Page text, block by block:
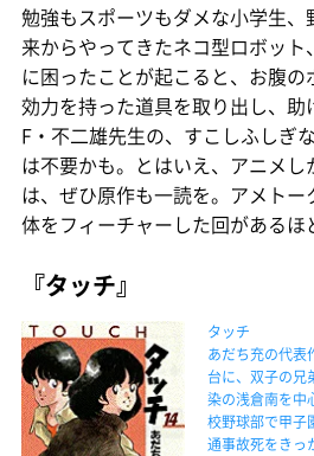
勉強もスポーツもダメな小学生
来からやってきたネコ型ロボッ
に困ったことが起こると、お腹
効力を持った道具を取り出し、助
F・不二雄先生の、すこしふしぎ
は不要かも。とはいえ、アニメし
は、ぜひ原作も一読を。アメト
体をフィーチャーした回があるほ
『タッチ』
タッチ
あだち充の代表
台に、双子の兄
染の浅倉南を中
校野球部で甲子
通事故死をきっ